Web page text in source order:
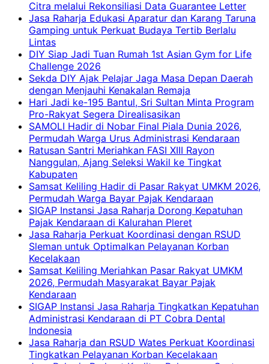
Citra melalui Rekonsiliasi Data Guarantee Letter
Jasa Raharja Edukasi Aparatur dan Karang Taruna
Gamping untuk Perkuat Budaya Tertib Berlalu
Lintas
DIY Siap Jadi Tuan Rumah 1st Asian Gym for Life
Challenge 2026
Sekda DIY Ajak Pelajar Jaga Masa Depan Daerah
dengan Menjauhi Kenakalan Remaja
Hari Jadi ke-195 Bantul, Sri Sultan Minta Program
Pro-Rakyat Segera Direalisasikan
SAMOLI Hadir di Nobar Final Piala Dunia 2026,
Permudah Warga Urus Administrasi Kendaraan
Ratusan Santri Meriahkan FASI XIII Rayon
Nanggulan, Ajang Seleksi Wakil ke Tingkat
Kabupaten
Samsat Keliling Hadir di Pasar Rakyat UMKM 2026,
Permudah Warga Bayar Pajak Kendaraan
SIGAP Instansi Jasa Raharja Dorong Kepatuhan
Pajak Kendaraan di Kalurahan Pleret
Jasa Raharja Perkuat Koordinasi dengan RSUD
Sleman untuk Optimalkan Pelayanan Korban
Kecelakaan
Samsat Keliling Meriahkan Pasar Rakyat UMKM
2026, Permudah Masyarakat Bayar Pajak
Kendaraan
SIGAP Instansi Jasa Raharja Tingkatkan Kepatuhan
Administrasi Kendaraan di PT Cobra Dental
Indonesia
Jasa Raharja dan RSUD Wates Perkuat Koordinasi
Tingkatkan Pelayanan Korban Kecelakaan